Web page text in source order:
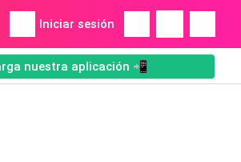
Iniciar sesión
nuestra aplicación 📲